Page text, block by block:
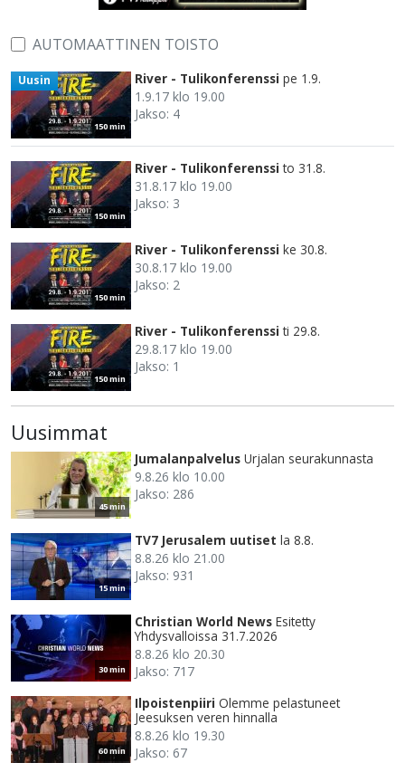
AUTOMAATTINEN TOISTO
150 min
Uusin River - Tulikonferenssi pe 1.9.
1.9.17 klo 19.00
Jakso: 4
150 min
River - Tulikonferenssi to 31.8.
31.8.17 klo 19.00
Jakso: 3
150 min
River - Tulikonferenssi ke 30.8.
30.8.17 klo 19.00
Jakso: 2
150 min
River - Tulikonferenssi ti 29.8.
29.8.17 klo 19.00
Jakso: 1
Uusimmat
45 min
Jumalanpalvelus Urjalan seurakunnasta
9.8.26 klo 10.00
Jakso: 286
15 min
TV7 Jerusalem uutiset la 8.8.
8.8.26 klo 21.00
Jakso: 931
30 min
Christian World News Esitetty
Yhdysvalloissa 31.7.2026
8.8.26 klo 20.30
Jakso: 717
60 min
Ilpoistenpiiri Olemme pelastuneet
Jeesuksen veren hinnalla
8.8.26 klo 19.30
Jakso: 67